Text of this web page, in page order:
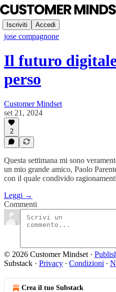
Iscriviti Accedi
jose compagnone
Il futuro
perso
Customer Mindset
set 21, 2024
2
Questa settimana mi sono
un mio grande amico, Paolo
con il quale condivido
Leggi →
Commenti
© 2026 Customer Mindset ·
Substack · Privacy ∙ Condizioni ∙
Crea il tuo Substack